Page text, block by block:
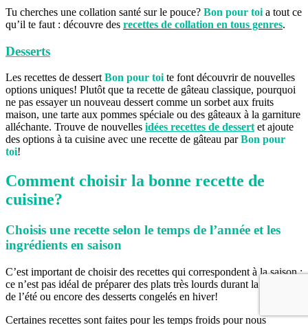
Tu cherches une collation santé sur le pouce? Bon pour toi a tout ce
qu’il te faut : découvre des recettes de collation en tous genres.
Desserts
Les recettes de dessertBon pour toite font découvrir de nouvelles
options uniques! Plutôt que ta recette de gâteau classique, pourquoi
ne pas essayer un nouveau dessert comme un sorbet aux fruits
maison, une tarte aux pommes spéciale ou des gâteaux à la garniture
alléchante. Trouve de nouvelles idées recettes de dessertet ajoute
des options à ta cuisine avec une recette de gâteau parBon pour
toi!
Comment choisir la bonne recette de
cuisine?
Choisis une recette selon le temps de l’année et les
ingrédients en saison
C’est important de choisir des recettes qui correspondent à la saison :
ce n’est pas idéal de préparer des plats très lourds durant la chaleur
de l’été ou encore des desserts congelés en hiver!
Certaines recettes sont faites pour les temps froids pour nous